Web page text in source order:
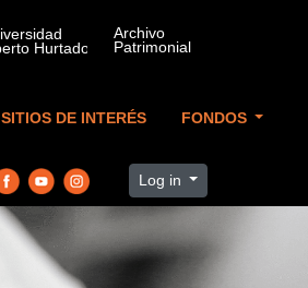
SITIOS DE INTERÉS FONDOS
Log in